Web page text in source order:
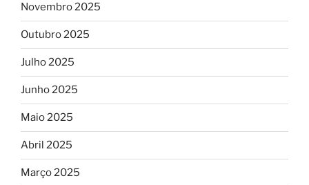
Novembro 2025
Outubro 2025
Julho 2025
Junho 2025
Maio 2025
Abril 2025
Março 2025